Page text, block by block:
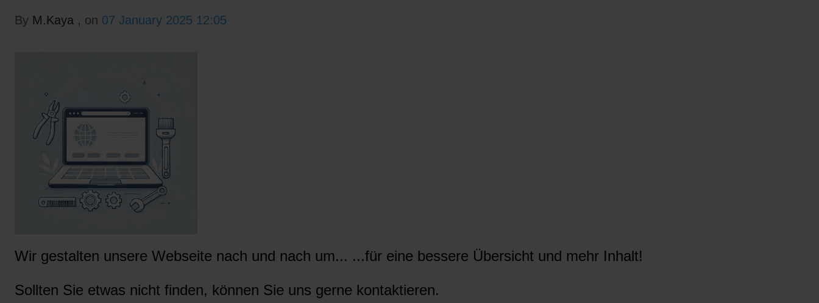
By M.Kaya , on 07 January 2025 12:05
Wir gestalten unsere Webseite nach und nach um... ...für eine bessere Übersicht und mehr Inhalt!
Sollten Sie etwas nicht finden, können Sie uns gerne kontaktieren.